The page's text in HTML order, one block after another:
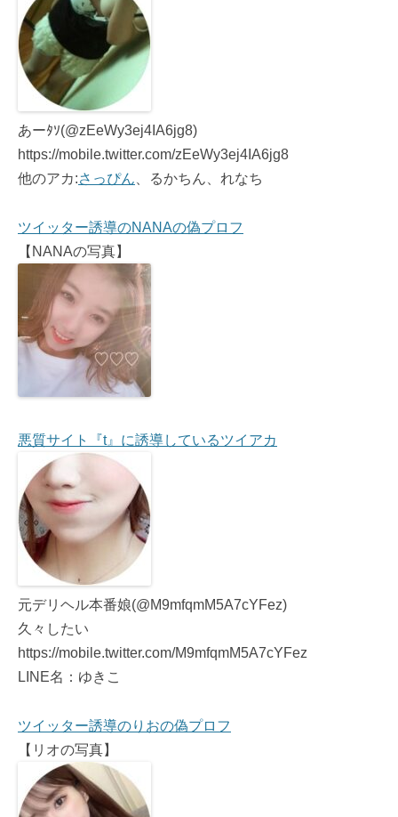
あーﾀｿ(@zEeWy3ej4IA6jg8)
https://mobile.twitter.com/zEeWy3ej4IA6jg8
他のアカ:さっぴん 、るかちん、れなち
ツイッター誘導のNANAの偽プロフ
【NANAの写真】
悪質サイト『t』に誘導しているツイアカ
元デリヘル本番娘(@M9mfqmM5A7cYFez)
久々したい
https://mobile.twitter.com/M9mfqmM5A7cYFez
LINE名：ゆきこ
ツイッター誘導のりおの偽プロフ
【リオの写真】